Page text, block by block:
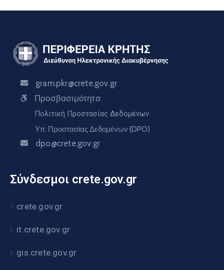
gram.pkr@crete.gov.gr
Προσβασιμότητα
Πολιτική Προστασίας Δεδομένων
Υπ. Προστασίας Δεδομένων (DPO)
dpo@crete.gov.gr
Σύνδεσμοι crete.gov.gr
crete.gov.gr
it.crete.gov.gr
gis.crete.gov.gr